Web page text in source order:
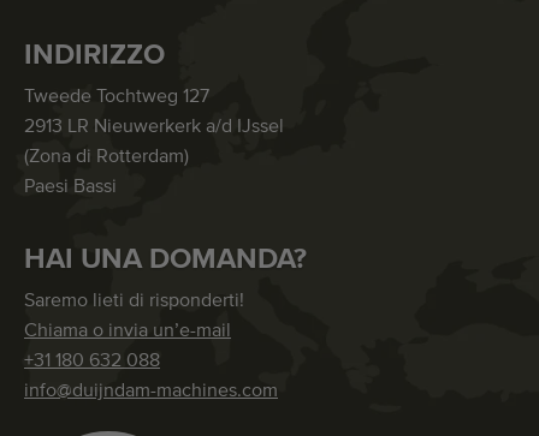
INDIRIZZO
Tweede Tochtweg 127
2913 LR Nieuwerkerk a/d IJssel
(Zona di Rotterdam)
Paesi Bassi
HAI UNA DOMANDA?
Saremo lieti di risponderti!
Chiama o invia un’e-mail
+31 180 632 088
info@duijndam-machines.com